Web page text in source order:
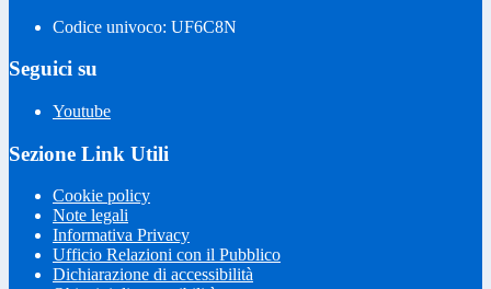
Codice univoco: UF6C8N
Seguici su
Youtube
Sezione Link Utili
Cookie policy
Note legali
Informativa Privacy
Ufficio Relazioni con il Pubblico
Dichiarazione di accessibilità